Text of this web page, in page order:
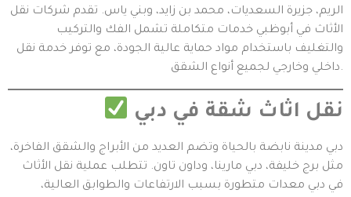
الريم، جزيرة السعديات، محمد بن زايد، وبني ياس. تقدم شركات نقل
الأثاث في أبوظبي خدمات متكاملة تشمل الفك والتركيب
والتغليف باستخدام مواد حماية عالية الجودة، مع توفر خدمة نقل
داخلي وخارجي لجميع أنواع الشقق.
نقل اثاث شقة في دبي
دبي مدينة نابضة بالحياة وتضم العديد من الأبراج والشقق الفاخرة،
مثل برج خليفة، دبي مارينا، وداون تاون. تتطلب عملية نقل الأثاث
في دبي معدات متطورة بسبب الارتفاعات والطوابق العالية،